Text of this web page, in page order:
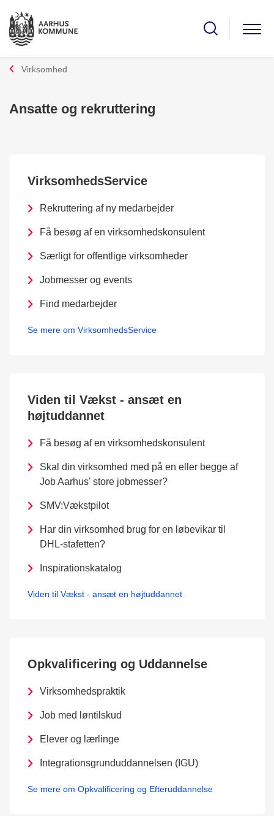
Virksomhed
Ansatte og rekruttering
VirksomhedsService
Rekruttering af ny medarbejder
Få besøg af en virksomhedskonsulent
Særligt for offentlige virksomheder
Jobmesser og events
Find medarbejder
Se mere om VirksomhedsService
Viden til Vækst - ansæt en
højtuddannet
Få besøg af en virksomhedskonsulent
Skal din virksomhed med på en eller begge af
Job Aarhus' store jobmesser?
SMV:Vækstpilot
Har din virksomhed brug for en løbevikar til
DHL-stafetten?
Inspirationskatalog
Viden til Vækst - ansæt en højtuddannet
Opkvalificering og Uddannelse
Virksomhedspraktik
Job med løntilskud
Elever og lærlinge
Integrationsgrunduddannelsen (IGU)
Se mere om Opkvalificering og Efteruddannelse